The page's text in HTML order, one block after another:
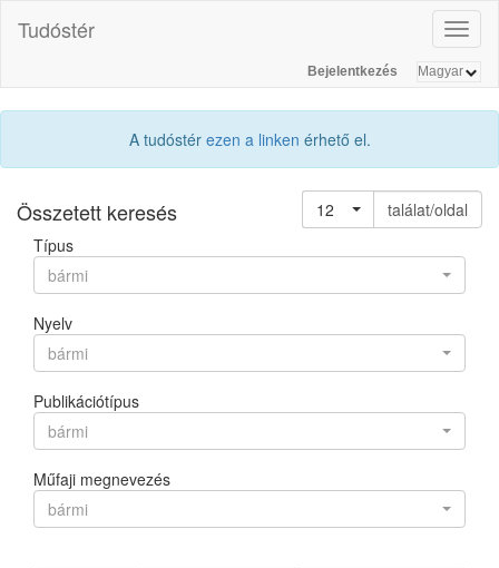
Tudóstér
Bejelentkezés
A tudóstér ezen a linken érhető el.
Összetett keresés 12
találat/oldal
Típus
bármi
Nyelv
bármi
Publikációtípus
bármi
Műfaji megnevezés
bármi